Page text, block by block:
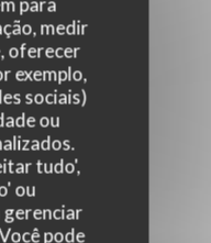
medir
oferecer
exemplo,
sociais)
ou
tudo',
ou
pode